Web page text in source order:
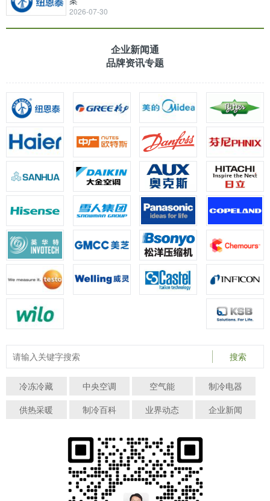
2026-07-30
企业新闻通
品牌资讯专题
搜索
冷冻冷藏 中央空调 空气能
制冷电器
供热采暖
制冷百科 业界动态 企业新闻